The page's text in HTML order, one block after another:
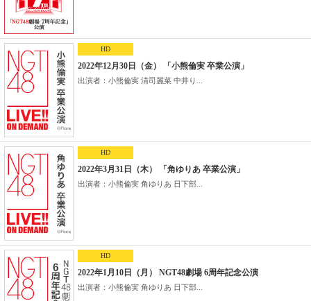
HD
2022年12月30日（金） 「小熊倫実 卒業公演」
出演者：小熊倫実 清司麗菜 中井り...
HD
2022年3月31日（木） 「角ゆりあ 卒業公演」
出演者：小熊倫実 角ゆりあ 日下部...
HD
2022年1月10日（月） NGT48劇場 6周年記念公演
出演者：小熊倫実 角ゆりあ 日下部...